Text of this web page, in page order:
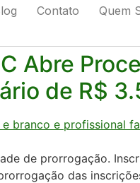
Contato Quem
Abre
de R$
de prorrogação.
prorrogação das